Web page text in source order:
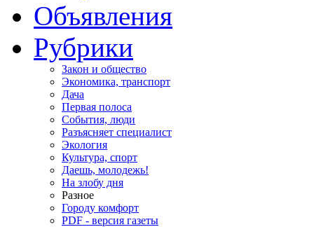
Объявления
Рубрики
Закон и общество
Экономика, транспорт
Дача
Первая полоса
События, люди
Разъясняет специалист
Экология
Культура, спорт
Даешь, молодежь!
На злобу дня
Разное
Городу комфорт
PDF - версия газеты